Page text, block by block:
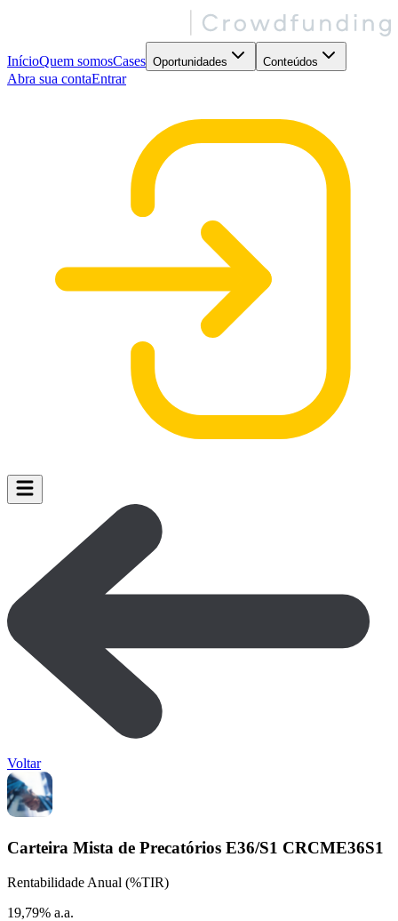
InícioQuem somosCases Oportunidades Conteúdos
Abra sua contaEntrar
Voltar
Carteira Mista de Precatórios E36/S1 CRCME36S1
Rentabilidade Anual (%TIR)
19,79% a.a.